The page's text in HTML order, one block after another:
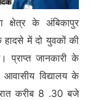
क्षेत्र के अंबिकापुर
में दो युवकों की
प्राप्त जानकारी के
आवासीय विद्यालय के
रात करीब 8 .30 बजे